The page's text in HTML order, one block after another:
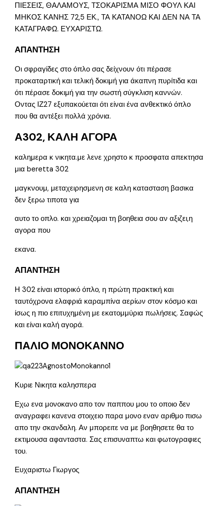
ΠΙΕΣΕΙΣ, ΘΑΛΑΜΟΥΣ, ΤΣΟΚΑΡΙΣΜΑ ΜΙΣΟ ΦΟΥΛ ΚΑΙ
ΜΗΚΟΣ ΚΑΝΗΣ 72,5 ΕΚ., ΤΑ ΚΑΤΑΝΟΩ ΚΑΙ ΔΕΝ ΝΑ ΤΑ
ΚΑΤΑΓΡΑΦΩ. ΕΥΧΑΡΙΣΤΩ.
ΑΠΑΝΤΗΣΗ
Οι σφραγίδες στο όπλο σας δείχνουν ότι πέρασε
προκαταρτική και τελική δοκιμή για άκαπνη πυρίτιδα και
ότι πέρασε δοκιμή για την σωστή σύγκλιση καννών.
Οντας ΙΖ27 εξυπακούεται ότι είναι ένα ανθεκτικό όπλο
που θα αντέξει πολλά χρόνια.
Α302, ΚΑΛΗ ΑΓΟΡΑ
καλημερα κ νικητα.με λενε χρηστο κ προσφατα απεκτησα
μια beretta 302
μαγκνουμ, μεταχειρησμενη σε καλη κατασταση βασικα
δεν ξερω τιποτα για
αυτο το οπλο. και χρειαζομαι τη βοηθεια σου αν αξιζει,η
αγορα που
εκανα.
ΑΠΑΝΤΗΣΗ
Η 302 είναι ιστορικό όπλο, η πρώτη πρακτική και
ταυτόχρονα ελαφριά καραμπίνα αερίων στον κόσμο και
ίσως η πιο επιτυχημένη με εκατομμύρια πωλήσεις. Σαφώς
και είναι καλή αγορά.
ΠΑΛΙΟ ΜΟΝΟΚΑΝΝΟ
Κυριε Νικητα καλησπερα
Εχω ενα μονοκανο απο τον παππου μου το οποιο δεν
αναγραφει κανενα στοιχειο παρα μονο εναν αριθμο πισω
απο την σκανδαλη. Αν μπορειτε να με βοηθησετε θα το
εκτιμουσα αφανταστα. Σας επισυναπτω και φωτογραφιες
του.
Ευχαριστω Γιωργος
ΑΠΑΝΤΗΣΗ